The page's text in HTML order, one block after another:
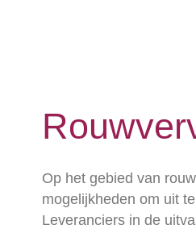
Op het gebied van
mogelijkheden om uit
Leveranciers in de